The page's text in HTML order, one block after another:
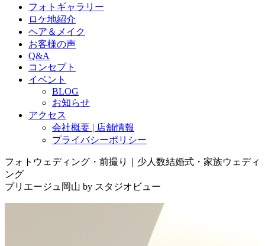
フォトギャラリー
ロケ地紹介
ヘア＆メイク
お客様の声
Q&A
コンセプト
イベント
BLOG
お知らせ
アクセス
会社概要 | 店舗情報
プライバシーポリシー
フォトウェディング・前撮り｜少人数結婚式・家族ウェディ
ング
プリエージュ岡山 by スタジオビュー